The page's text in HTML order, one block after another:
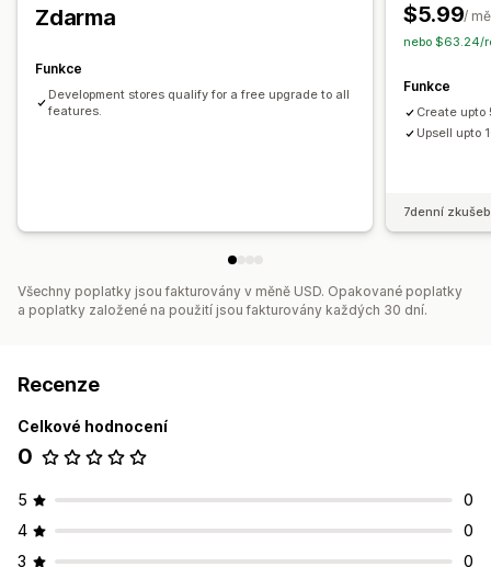
Analytika
Zdarma
Funkce
Development stores qualify for a free upgrade to all
features.
$5.99/
nebo $63.24/
Funkce
Create upto
Upsell upto
7denní
Všechny poplatky jsou fakturovány v měně USD. Opakované poplatky
a poplatky založené na použití jsou fakturovány každých 30 dní.
Recenze
Celkové hodnocení
0
5
0
4
0
3
0